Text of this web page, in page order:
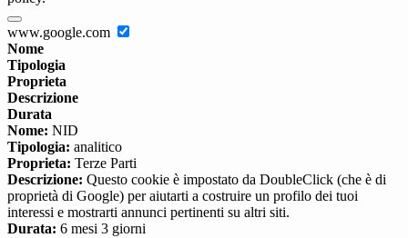
www.google.com
Nome
Tipologia
Proprieta
Descrizione
Durata
Nome: NID
Tipologia: analitico
Proprieta: Terze Parti
Descrizione: Questo cookie è impostato da DoubleClick (che è di
proprietà di Google) per aiutarti a costruire un profilo dei tuoi
interessi e mostrarti annunci pertinenti su altri siti.
Durata: 6 mesi 3 giorni